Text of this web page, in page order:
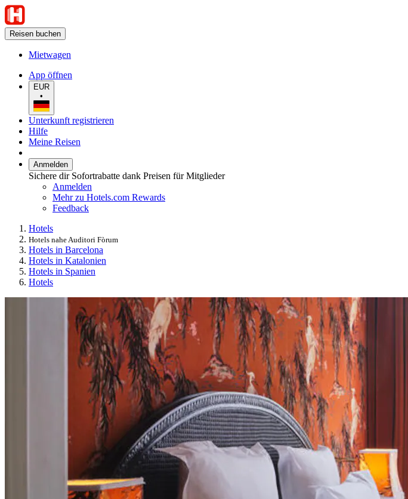
Reisen buchen
Mietwagen
App öffnen
EUR
•
Unterkunft registrieren
Hilfe
Meine Reisen
Anmelden
Sichere dir Sofortrabatte dank Preisen für Mitglieder
Anmelden
Mehr zu Hotels.com Rewards
Feedback
Hotels
Hotels nahe Auditori Fòrum
Hotels in Barcelona
Hotels in Katalonien
Hotels in Spanien
Hotels